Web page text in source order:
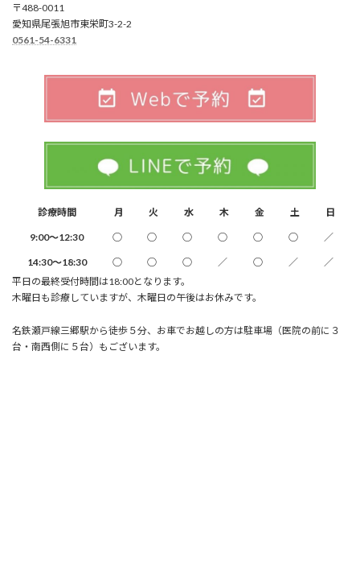
〒488-0011
愛知県尾張旭市東栄町3-2-2
0561-54-6331
診療時間 月 火 水 木 金 土 日
9:00～12:30 ○ ○ ○ ○ ○ ○ ／
14:30～18:30 ○ ○ ○ ／ ○ ／
／
平日の最終受付時間は18:00となります。
木曜日も診療していますが、木曜日の午後はお休みです。
名鉄瀬戸線三郷駅から徒歩５分、お車でお越しの方は駐車場（医院の前に３
台・南西側に５台）もございます。